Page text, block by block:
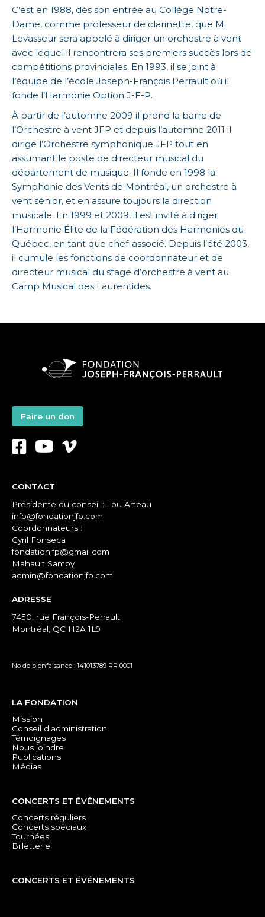
C’est en 1988, dès son entrée au Collège Notre-
Dame, comme professeur de clarinette, que M.
Levasseur sera appelé à diriger un orchestre à vent
avec lequel il rencontrera ses premiers succès lors de
compétitions provinciales. En 1993, il se joint à
l’équipe de l’école Joseph-François Perrault où il
fonde l’Harmonie Option J-F-P.
À partir de l’automne 2009 il prend la barre de
l’Orchestre à vent JFP et depuis l’automne 2011 il
dirige l’Orchestre symphonique JFP tout en
assumant le poste de directeur musical du
département de musique. Il fonde en 1998 la
Symphonie des Vents de Montréal, un orchestre à
vent sénior, et en assure toujours la direction
musicale. En 1999 et 2009, il est invité à diriger
l’Harmonie Élite de la Fédération des Harmonies du
Québec, en tant que chef-associé. Depuis l’été 2003,
il cumule les fonctions de coordonnateur et de
directeur musical du stage d’orchestre à vent au
Camp Musical des Laurentides.
Faire un don
CONTACT
Présidente du conseil : Lou Arteau
info@fondationjfp.com
Coordonnateurs :
Cyril Fonseca
fondationjfp@gmail.com
Mahault Sampy
admin@fondationjfp.com
ADRESSE
7450, rue François-Perrault
Montréal, QC H2A 1L9
No de bienfaisance : 141013789 RR 0001
LA FONDATION
Mission
Conseil d'administration
Témoignages
Nous joindre
Publications
Médias
CONCERTS ET ÉVÉNEMENTS
Concerts réguliers
Concerts spéciaux
Tournées
Billetterie
CONCERTS ET ÉVÉNEMENTS